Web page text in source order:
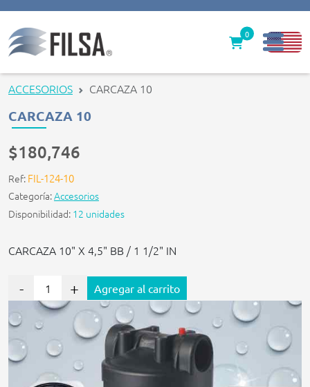
Inicio
Nuestras Soluciones
Contáctenos
0
ACCESORIOS CARCAZA 10
CARCAZA 10
$180,746
Ref: FIL-124-10
Categoría:Accesorios
Disponibilidad: 12 unidades
CARCAZA 10" X 4,5" BB / 1 1/2" IN
- + Agregar al carrito